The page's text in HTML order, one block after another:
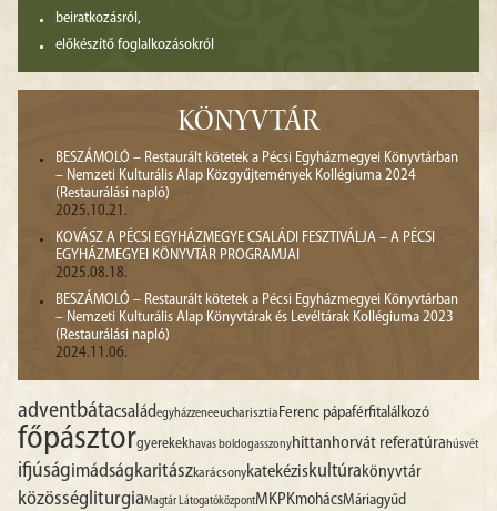
beiratkozásról,
előkészítő foglalkozásokról
KÖNYVTÁR
BESZÁMOLÓ – Restaurált kötetek a Pécsi Egyházmegyei Könyvtárban
– Nemzeti Kulturális Alap Közgyűjtemények Kollégiuma 2024
(Restaurálási napló)
2025.10.21.
KOVÁSZ A PÉCSI EGYHÁZMEGYE CSALÁDI FESZTIVÁLJA – A PÉCSI
EGYHÁZMEGYEI KÖNYVTÁR PROGRAMJAI
2025.08.18.
BESZÁMOLÓ – Restaurált kötetek a Pécsi Egyházmegyei Könyvtárban
– Nemzeti Kulturális Alap Könyvtárak és Levéltárak Kollégiuma 2023
(Restaurálási napló)
2024.11.06.
adventbátacsaládegyházzeneeucharisztia Ferenc pápaférfitalálkozó
főpásztorgyerekekhavas boldogasszonyhittanhorvát referatúrahúsvét
ifjúságimádságkaritászkarácsonykatekéziskultúra könyvtár
közösség liturgiaMagtár LátogatóközpontMKPKmohácsMáriagyűd